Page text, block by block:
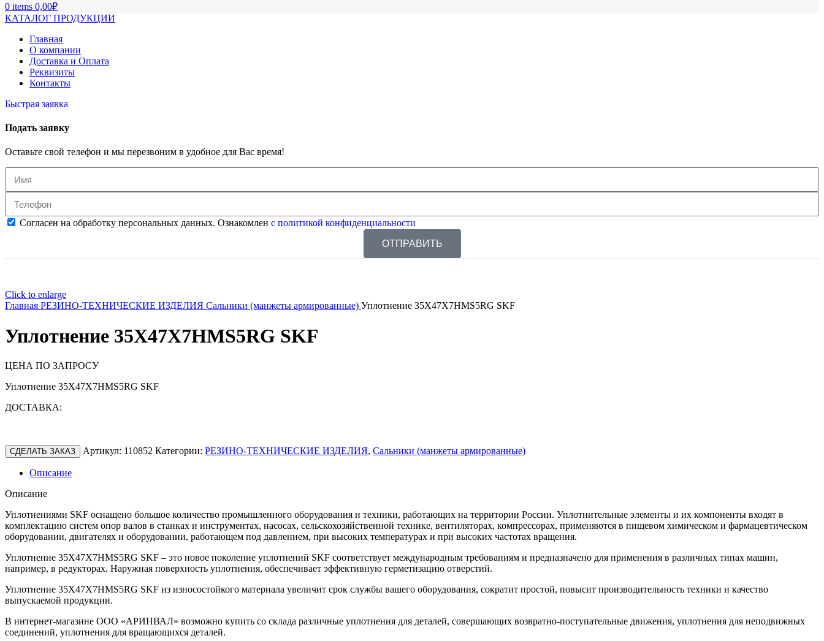
0 items 0,00₽
КАТАЛОГ ПРОДУКЦИИ
Главная
О компании
Доставка и Оплата
Реквизиты
Контакты
Быстрая заявка
Подать заявку
Оставьте свой телефон и мы перезвоним в удобное для Вас время!
Согласен на обработку персональных данных. Ознакомлен с политикой конфиденциальности
ОТПРАВИТЬ
Click to enlarge
Главная РЕЗИНО-ТЕХНИЧЕСКИЕ ИЗДЕЛИЯ Сальники (манжеты армированные) Уплотнение 35X47X7HMS5RG SKF
Уплотнение 35X47X7HMS5RG SKF
ЦЕНА ПО ЗАПРОСУ
Уплотнение 35X47X7HMS5RG SKF
ДОСТАВКА:
СДЕЛАТЬ ЗАКАЗ Артикул: 110852 Категории: РЕЗИНО-ТЕХНИЧЕСКИЕ ИЗДЕЛИЯ, Сальники (манжеты армированные)
Описание
Описание
Уплотнениями SKF оснащено большое количество промышленного оборудования и техники, работающих на территории России. Уплотнительные элементы и их компоненты входят в
комплектацию систем опор валов в станках и инструментах, насосах, сельскохозяйственной технике, вентиляторах, компрессорах, применяются в пищевом химическом и фармацевтическом
оборудовании, двигателях и оборудовании, работающем под давлением, при высоких температурах и при высоких частотах вращения.
Уплотнение 35X47X7HMS5RG SKF – это новое поколение уплотнений SKF соответствует международным требованиям и предназначено для применения в различных типах машин,
например, в редукторах. Наружная поверхность уплотнения, обеспечивает эффективную герметизацию отверстий.
Уплотнение 35X47X7HMS5RG SKF из износостойкого материала увеличит срок службы вашего оборудования, сократит простой, повысит производительность техники и качество
выпускаемой продукции.
В интернет-магазине ООО «АРИНВАЛ» возможно купить со склада различные уплотнения для деталей, совершающих возвратно-поступательные движения, уплотнения для неподвижных
соединений, уплотнения для вращающихся деталей.